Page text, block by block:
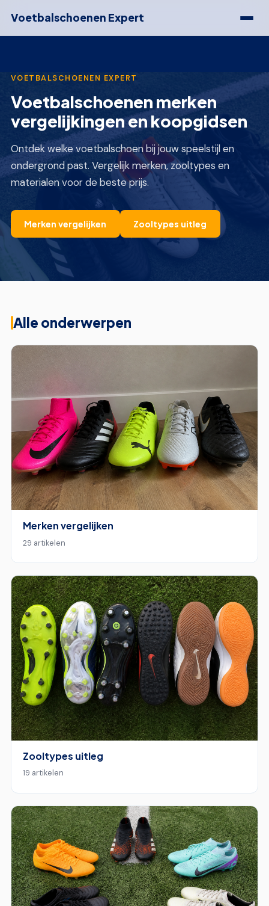
Voetbalschoenen Expert
VOETBALSCHOENEN EXPERT
Voetbalschoenen merken
vergelijkingen en koopgidsen
Ontdek welke voetbalschoen bij jouw speelstijl en
ondergrond past. Vergelijk merken, zooltypes en
materialen voor de beste prijs.
Merken vergelijken Zooltypes uitleg
Alle onderwerpen
Merken vergelijken
29 artikelen
Zooltypes uitleg
19 artikelen